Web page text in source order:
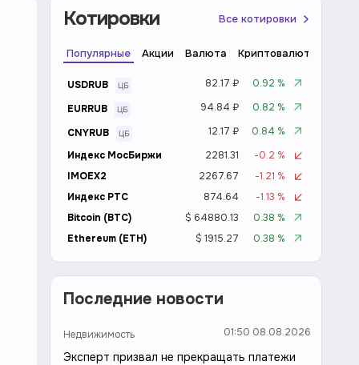
Котировки Все котировки
Популярные Акции Валюта Криптовалюта
USDRUB 82.17 ₽
0.92 %
EURRUB
94.84 ₽
0.82 %
CNYRUB
12.17 ₽
0.84 %
Индекс МосБиржи
2281.31
-0.2 %
IMOEX2
2267.67
-1.21 %
Индекс РТС
874.64
-1.13 %
Bitcoin (BTC)
$ 64880.13
0.38 %
Ethereum (ETH)
$ 1915.27 0.38 %
Последние новости
Недвижимость 01:50 08.08.2026
Эксперт призвал не прекращать платежи